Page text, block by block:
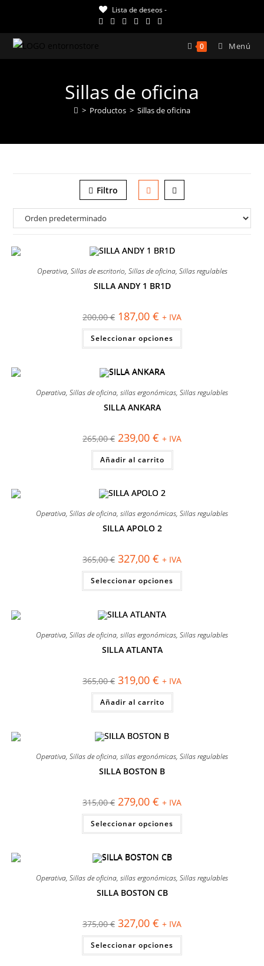
contenido
Lista de deseos -
0 Menú
Sillas de oficina
> Productos > Sillas de oficina
Filtro
Operativa, Sillas de escritorio, Sillas de oficina, Sillas regulables
SILLA ANDY 1 BR1D
200,00€ El
precio
original
era:
200,00 €.
187,00 € El
precio
actual
es:
187,00 €.
+ IVA
Seleccionar opciones
Este
tiene
se
pueden
Operativa, Sillas de oficina, sillas ergonómicas, Sillas regulables
SILLA ANKARA
265,00€ El
precio
original
era:
265,00 €.
239,00 € El
precio
actual
es:
239,00 €.
+ IVA
Añadir al carrito
Operativa, Sillas de oficina, sillas ergonómicas, Sillas regulables
SILLA APOLO 2
365,00€ El
precio
original
era:
365,00 €.
327,00 € El
precio
actual
es:
327,00 €.
+ IVA
Seleccionar opciones
Este
tiene
se
pueden
Operativa, Sillas de oficina, sillas ergonómicas, Sillas regulables
SILLA ATLANTA
365,00€ El
precio
original
era:
365,00 €.
319,00 € El
precio
actual
es:
319,00 €.
+ IVA
Añadir al carrito
Operativa, Sillas de oficina, sillas ergonómicas, Sillas regulables
SILLA BOSTON B
315,00€ El
precio
original
era:
315,00 €.
279,00 € El
precio
actual
es:
279,00 €.
+ IVA
Seleccionar opciones
Este
tiene
se
pueden
producto
Operativa, Sillas de oficina, sillas ergonómicas, Sillas regulables
SILLA BOSTON CB
375,00€ El
precio
original
era:
375,00 €.
327,00 € El
precio
actual
es:
327,00 €.
+ IVA
Seleccionar opciones
Este
tiene